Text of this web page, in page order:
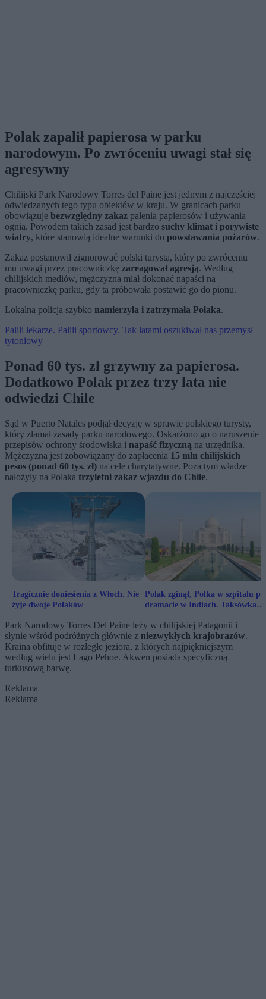
Polak zapalił papierosa w parku
narodowym. Po zwróceniu uwagi stał się
agresywny
Chilijski Park Narodowy Torres del Paine jest jednym z najczęściej
odwiedzanych tego typu obiektów w kraju. W granicach parku
obowiązuje bezwzględny zakaz palenia papierosów i używania
ognia. Powodem takich zasad jest bardzo suchy klimat i porywiste
wiatry, które stanowią idealne warunki do powstawania pożarów.
Zakaz postanowił zignorować polski turysta, który po zwróceniu
mu uwagi przez pracowniczkę zareagował agresją. Według
chilijskich mediów, mężczyzna miał dokonać napaści na
pracowniczkę parku, gdy ta próbowała postawić go do pionu.
Lokalna policja szybko namierzyła i zatrzymała Polaka.
Palili lekarze. Palili sportowcy. Tak latami oszukiwał nas przemysł
tytoniowy
Ponad 60 tys. zł grzywny za papierosa.
Dodatkowo Polak przez trzy lata nie
odwiedzi Chile
Sąd w Puerto Natales podjął decyzję w sprawie polskiego turysty,
który złamał zasady parku narodowego. Oskarżono go o naruszenie
przepisów ochrony środowiska i napaść fizyczną na urzędnika.
Mężczyzna jest zobowiązany do zapłacenia 15 mln chilijskich
pesos (ponad 60 tys. zł) na cele charytatywne. Poza tym władze
nałożyły na Polaka trzyletni zakaz wjazdu do Chile.
Tragicznie doniesienia z Włoch. Nie
żyje dwoje Polaków
Polak zginął, Polka w szpitalu po
dramacie w Indiach. Taksówka
Park Narodowy Torres Del Paine leży w chilijskiej Patagonii i
słynie wśród podróżnych głównie z niezwykłych krajobrazów.
Kraina obfituje w rozległe jeziora, z których najpiękniejszym
według wielu jest Lago Pehoe. Akwen posiada specyficzną
turkusową barwę.
Reklama
Reklama